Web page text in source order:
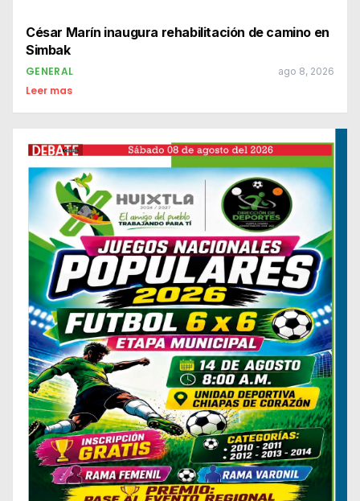
César Marín inaugura rehabilitación de camino en
Simbak
GENERAL ago 8, 2026
Leer mas